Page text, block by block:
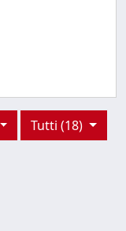
Tutti (18)